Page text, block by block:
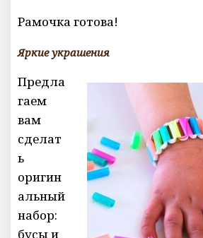
Рамочка готова!
Яркие украшения
Предла
гаем
вам
сделат
ь
оригин
альный
набор:
бусы и